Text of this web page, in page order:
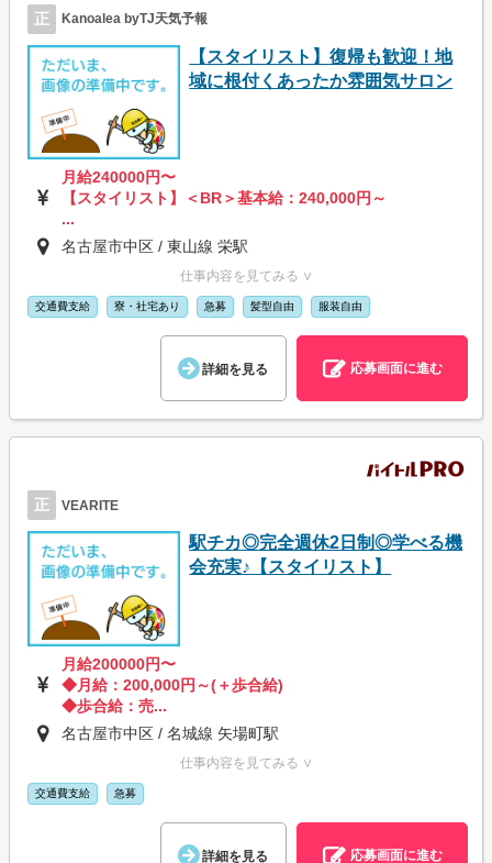
正 Kanoalea byTJ天気予報
【スタイリスト】復帰も歓迎！地
域に根付くあったか雰囲気サロン
月給240000円〜
【スタイリスト】＜BR＞基本給：240,000円～
...
名古屋市中区 / 東山線 栄駅
仕事内容を見てみる ∨
交通費支給 寮・社宅あり 急募 髪型自由 服装自由
詳細を見る 応募画面に進む
正 VEARITE
駅チカ◎完全週休2日制◎学べる機
会充実♪【スタイリスト】
月給200000円〜
◆月給：200,000円～(＋歩合給)
◆歩合給：売...
名古屋市中区 / 名城線 矢場町駅
仕事内容を見てみる ∨
交通費支給 急募
詳細を見る 応募画面に進む